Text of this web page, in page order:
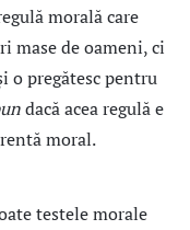
morală care
mase de oameni, ci
o pregătesc pentru
dacă acea regulă e
moral.
testele morale